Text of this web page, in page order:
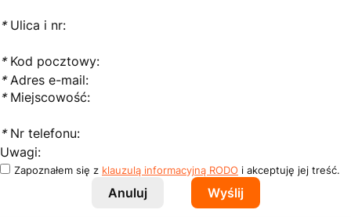
*Ulica i nr:
*Kod pocztowy:
*Adres e-mail:
*Miejscowość:
*Nr telefonu:
Uwagi:
Zapoznałem się z klauzulą informacyjną RODO i akceptuję jej treść.
Anuluj Wyślij